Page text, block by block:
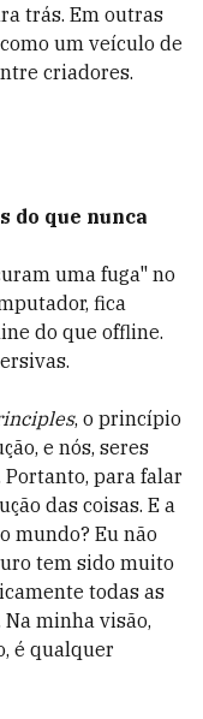
trás. Em outras
um veículo de
criadores.
do que nunca
uma fuga" no
fica
do que offline.
, o princípio
e nós, seres
Portanto, para falar
das coisas. E a
mundo? Eu não
tem sido muito
todas as
minha visão,
é qualquer